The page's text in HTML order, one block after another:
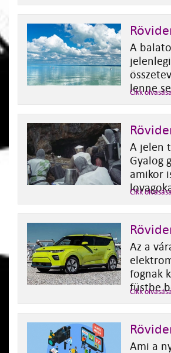
A
lenne
Cikk
A jelen
Gyalog
amikor
Cikk
Az a
fognak
füstbe
Cikk
Ami a